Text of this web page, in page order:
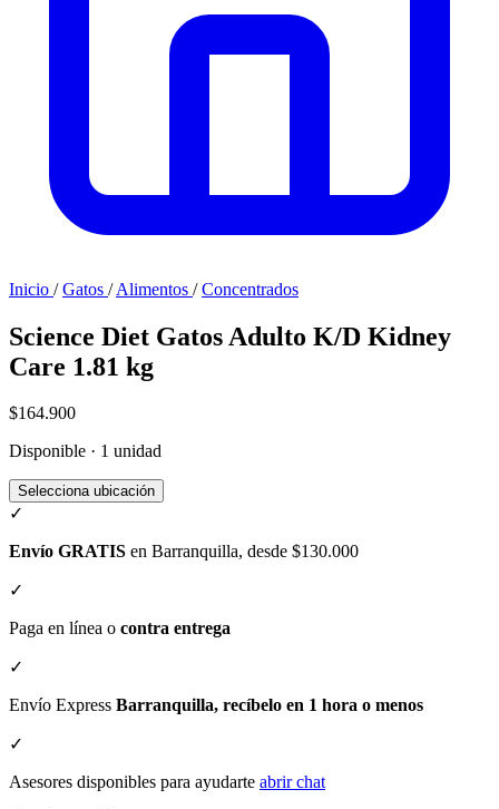
Inicio / Gatos / Alimentos / Concentrados
Science Diet Gatos Adulto K/D Kidney
Care 1.81 kg
$164.900
Disponible · 1 unidad
Selecciona ubicación
✓
Envío GRATIS en Barranquilla, desde $130.000
✓
Paga en línea o contra entrega
✓
Envío Express Barranquilla, recíbelo en 1 hora o menos
✓
Asesores disponibles para ayudarte abrir chat